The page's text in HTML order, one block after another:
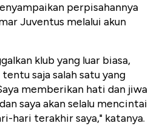
perpisahannya
Juventus melalui akun
klub yang luar biasa,
saja salah satu yang
memberikan hati dan jiwa
saya akan selalu mencintai
hari terakhir saya," katanya.